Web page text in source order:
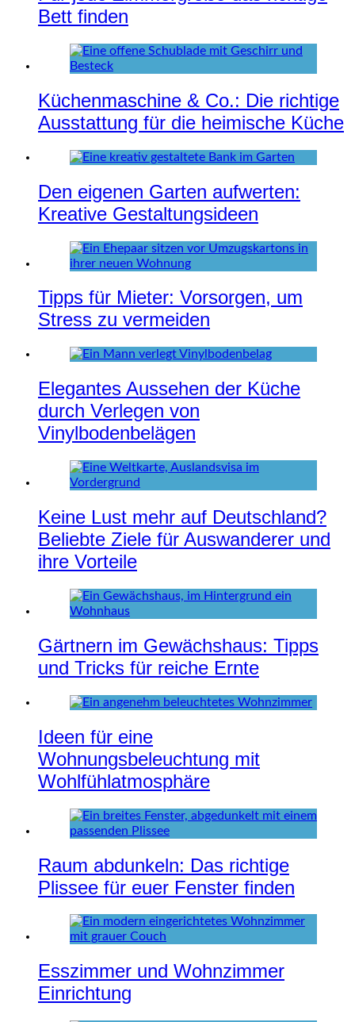
Bett finden
Küchenmaschine & Co.: Die richtige
Ausstattung für die heimische Küche
Den eigenen Garten aufwerten:
Kreative Gestaltungsideen
Tipps für Mieter: Vorsorgen, um
Stress zu vermeiden
Elegantes Aussehen der Küche
durch Verlegen von
Vinylbodenbelägen
Keine Lust mehr auf Deutschland?
Beliebte Ziele für Auswanderer und
ihre Vorteile
Gärtnern im Gewächshaus: Tipps
und Tricks für reiche Ernte
Ideen für eine
Wohnungsbeleuchtung mit
Wohlfühlatmosphäre
Raum abdunkeln: Das richtige
Plissee für euer Fenster finden
Esszimmer und Wohnzimmer
Einrichtung